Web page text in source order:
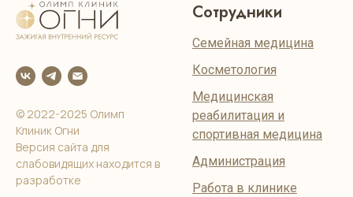
© 2022-2025 Олимп
Клиник Огни
Версия сайта для
слабовидящих находится в
разработке
Сотрудники
Семейная медицина
Косметология
Медицинская
реабилитация и
спортивная медицина
Администрация
Работа в клинике